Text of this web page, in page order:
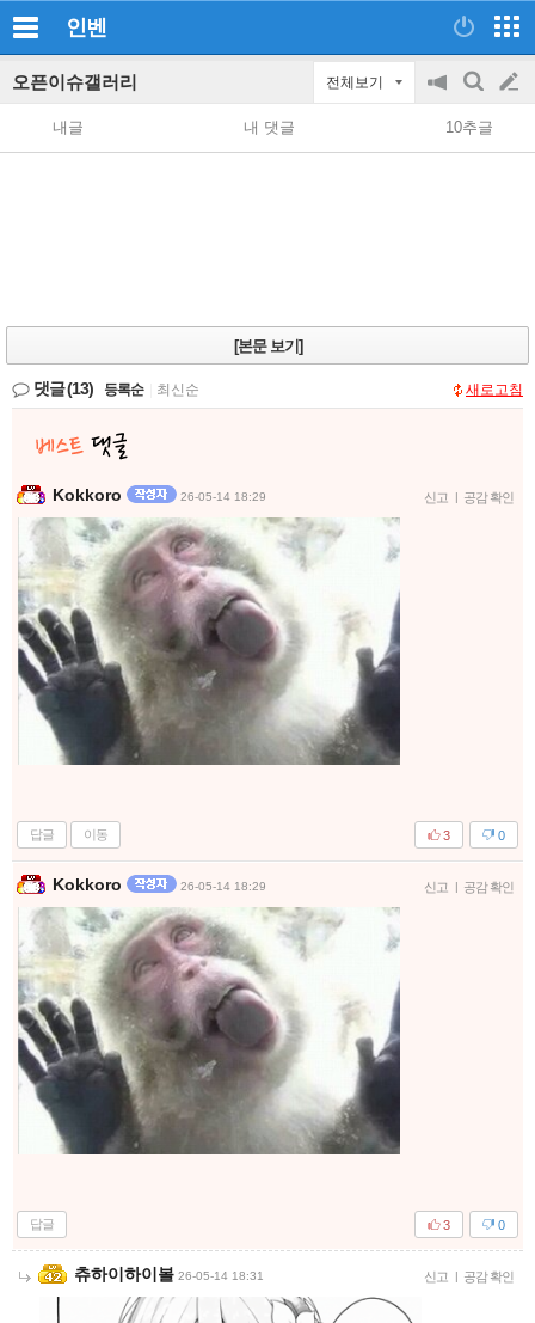
인벤
오픈이슈갤러리 전체보기
공
지
on/off
검
색
글
쓰
내글 내 댓글 10추글
[본문 보기]
댓글(13) 등록순 최신순 새로고침
Kokkoro 26-05-14 18:29 신고 | 공감 확인
답글 이동 0
3
Kokkoro 26-05-14 18:29 신고 | 공감 확인
답글 0
3
츄하이하이볼 26-05-14 18:31 신고 | 공감 확인